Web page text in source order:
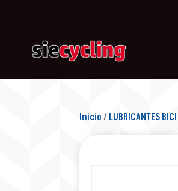
Inicio/ LUBRICANTES BICI